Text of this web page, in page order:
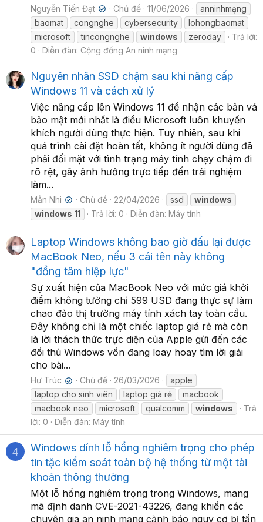
Nguyễn Tiến Đạt ✔ Chủ đề 11/06/2026
anninhmạng
baomat
congnghe cybersecurity
lohongbaomat
microsoft
tincongnghe windows zeroday
Trả lời:
0
Diễn đàn: Cộng đồng An ninh mạng
Nguyên nhân SSD chậm sau khi nâng cấp
Windows 11 và cách xử lý
Việc nâng cấp lên Windows 11 để nhận các bản vá
bảo mật mới nhất là điều Microsoft luôn khuyến
khích người dùng thực hiện. Tuy nhiên, sau khi
quá trình cài đặt hoàn tất, không ít người dùng đã
phải đối mặt với tình trạng máy tính chạy chậm đi
rõ rệt, gây ảnh hưởng trực tiếp đến trải nghiệm
làm...
Mẫn Nhi ✔ Chủ đề 22/04/2026 ssd
windows
windows 11 Trả lời: 0 Diễn đàn: Máy tính
Laptop Windows không bao giờ đấu lại được
MacBook Neo, nếu 3 cái tên này không
"đồng tâm hiệp lực"
Sự xuất hiện của MacBook Neo với mức giá khởi
điểm không tưởng chỉ 599 USD đang thực sự làm
chao đảo thị trường máy tính xách tay toàn cầu.
Đây không chỉ là một chiếc laptop giá rẻ mà còn
là lời thách thức trực diện của Apple gửi đến các
đối thủ Windows vốn đang loay hoay tìm lời giải
cho bài...
Hư Trúc ✔ Chủ đề 26/03/2026
apple
laptop cho sinh viên
laptop giá rẻ
macbook
macbook neo
microsoft qualcomm windows
Trả
lời: 0
Diễn đàn: Máy tính
4
Windows dính lỗ hổng nghiêm trọng cho phép
tin tặc kiểm soát toàn bộ hệ thống từ một tài
khoản thông thường
Một lỗ hổng nghiêm trọng trong Windows, mang
mã định danh CVE-2021-43226, đang khiến các
chuyên gia an ninh mạng cảnh báo nguy cơ bị tấn